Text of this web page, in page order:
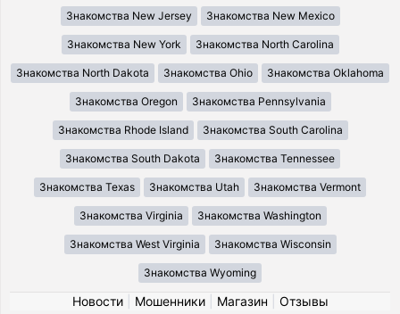
Знакомства New Jersey Знакомства New Mexico
Знакомства New York Знакомства North Carolina
Знакомства North Dakota Знакомства Ohio Знакомства Oklahoma
Знакомства Oregon Знакомства Pennsylvania
Знакомства Rhode Island Знакомства South Carolina
Знакомства South Dakota Знакомства Tennessee
Знакомства Texas Знакомства Utah Знакомства Vermont
Знакомства Virginia Знакомства Washington
Знакомства West Virginia Знакомства Wisconsin
Знакомства Wyoming
Новости| Мошенники| Магазин
Отзывы